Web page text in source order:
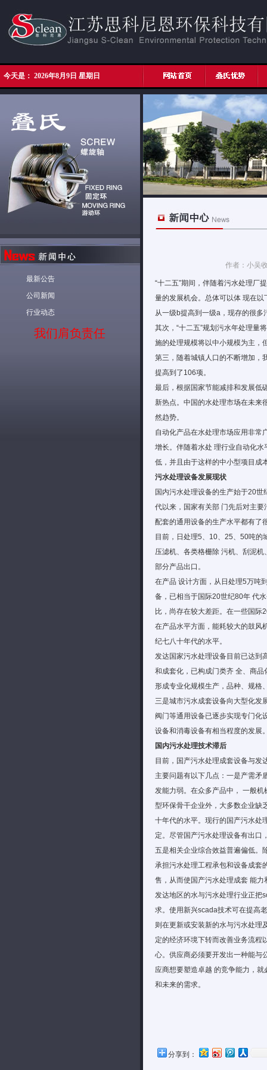
今天是： 2026年8月9日 星期日
最新公告
公司新闻
行业动态
我们肩负责任
作者：小吴
“十二五”期间，伴随着污水处理厂
量的发展机会。总体可以体 现在
从一级b提高到一级a，现存的很
其次，“十二五”规划污水年处理量
施的处理规模将以中小规模为主，
第三，随着城镇人口的不断增加，
提高到了106项。
最后，根据国家节能减排和发展低
新热点。中国的水处理市场在未来
然趋势。
自动化产品在水处理市场应用非常
增长。伴随着水处 理行业自动化
低，并且由于这样的中小型项目成
污水处理设备发展现状
国内污水处理设备的生产始于20
代以来，国家有关部 门先后对主
配套的通用设备的生产水平都有了
目前，日处理5、10、25、50吨的
压滤机、各类格栅除 污机、刮泥
部分产品出口。
在产品 设计方面，从日处理5万吨
备，已相当于国际20世纪80年 代
比，尚存在较大差距。在一些国际
在产品水平方面，能耗较大的鼓风
纪七八十年代的水平。
发达国家污水处理设备目前已达到
和成套化，已构成门类齐 全、商
形成专业化规模生产，品种、规格
三是城市污水成套设备向大型化发
阀门等通用设备已逐步实现专门化
设备和消毒设备有相当程度的发展
国内污水处理技术滞后
目前，国产污水处理成套设备与发
主要问题有以下几点：一是产需矛
发能力弱。在众多产品中， 一般
型环保骨干企业外，大多数企业缺
十年代的水平。现行的国产污水处
定。尽管国产污水处理设备有出口
五是相关企业综合效益普遍偏低。
承担污水处理工程承包和设备成套
售，从而使国产污水处理成套 能
发达地区的水与污水处理行业正把
求。使用新兴scada技术可在提高
则在更新或安装新的水与污水处理
定的经济环境下转而改善业务流程
心。供应商必须要开发出一种能与
应商想要塑造卓越 的竞争能力，
和未来的需求。
分享到：